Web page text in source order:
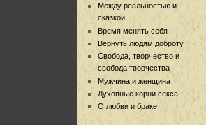
Между реальностью и
сказкой
Время менять себя
Вернуть людям доброту
Свобода, творчество и
свобода творчества
Мужчина и женщина
Духовные корни секса
О любви и браке